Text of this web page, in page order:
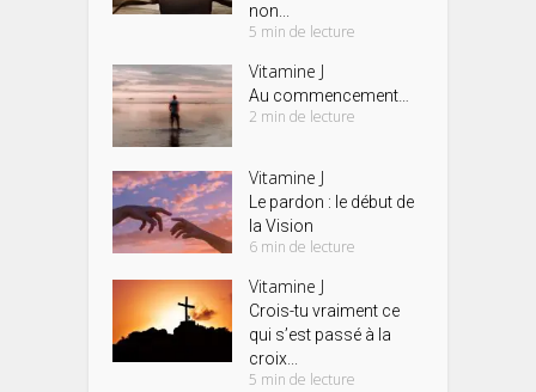
non...
5 min de lecture
Vitamine J
Au commencement…
2 min de lecture
Vitamine J
Le pardon : le début de
la Vision
6 min de lecture
Vitamine J
Crois-tu vraiment ce
qui s’est passé à la
croix...
5 min de lecture